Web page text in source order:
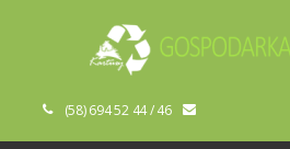
(58) 694 52 44 / 46